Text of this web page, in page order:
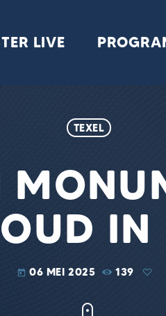
LIVE
TEXEL
IN
today 06 MEI 2025 139